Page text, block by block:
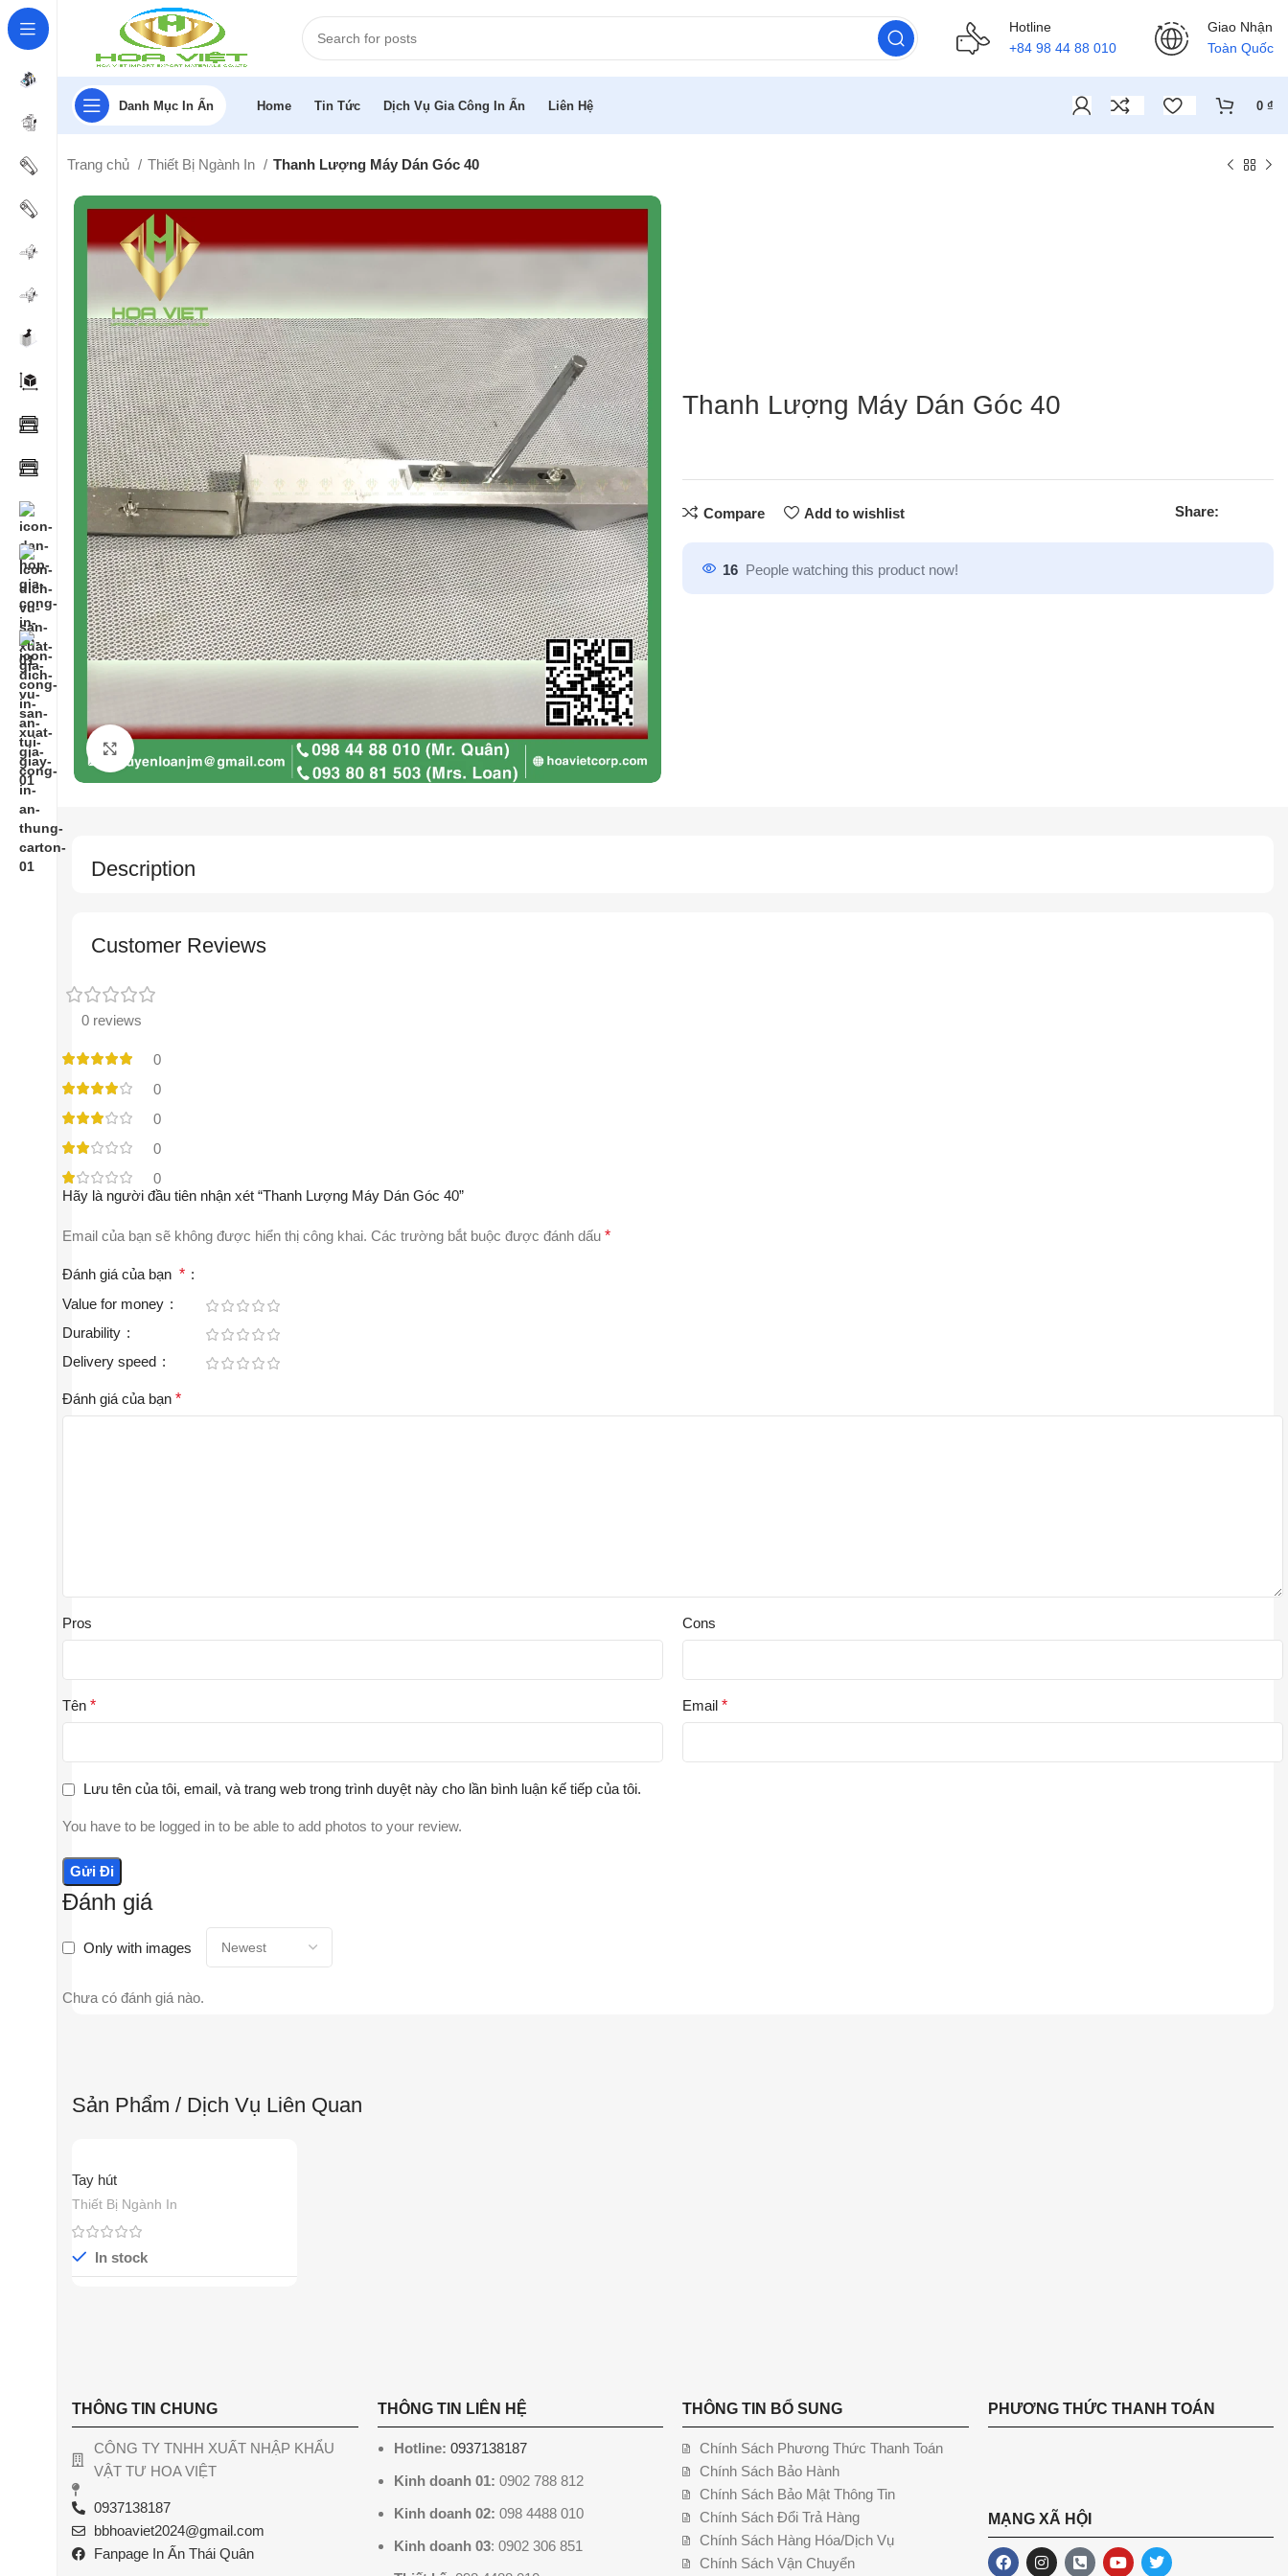
Hotline
+84 98 44 88 010
Giao Nhận
Toàn Quốc
Danh Mục In Ấn Home Tin Tức Dịch Vụ Gia Công In Ấn Liên Hệ 0 ₫
Trang chủ Thiết Bị Ngành In Thanh Lượng Máy Dán Góc 40
Thanh Lượng Máy Dán Góc 40
Compare Add to wishlist Share:
16 People watching this product now!
Description
Customer Reviews
0 reviews
0
0
0
0
0
Đánh giá
Only with images
Chưa có đánh giá nào.
Hãy là người đầu tiên nhận xét “Thanh Lượng Máy Dán Góc 40”
Email của bạn sẽ không được hiển thị công khai. Các trường bắt buộc được đánh dấu *
Đánh giá của bạn *
Value for money
Durability
Delivery speed
Đánh giá của bạn *
Pros Cons
Tên * Email *
Lưu tên của tôi, email, và trang web trong trình duyệt này cho lần bình luận kế tiếp của tôi.
You have to be logged in to be able to add photos to your review.
Sản Phẩm / Dịch Vụ Liên Quan
Tay hút
Thiết Bị Ngành In
In stock
THÔNG TIN CHUNG
CÔNG TY TNHH XUẤT NHẬP KHẨU
VẬT TƯ HOA VIỆT
0937138187
bbhoaviet2024@gmail.com
Fanpage In Ấn Thái Quân
THÔNG TIN LIÊN HỆ
Hotline: 0937138187
Kinh doanh 01: 0902 788 812
Kinh doanh 02: 098 4488 010
Kinh doanh 03: 0902 306 851
THÔNG TIN BỔ SUNG
Chính Sách Phương Thức Thanh Toán
Chính Sách Bảo Hành
Chính Sách Bảo Mật Thông Tin
Chính Sách Đổi Trả Hàng
Chính Sách Hàng Hóa/Dịch Vụ
Chính Sách Vận Chuyển
PHƯƠNG THỨC THANH TOÁN
MẠNG XÃ HỘI